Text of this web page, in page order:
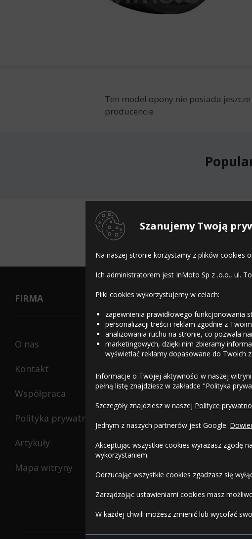
Szanujemy Twoją
Na naszej stronie korzystamy z plików cookies
Ich administratorem jest InMoto Sp z .o.o., ul.
Pliki cookies wykorzystujemy w celach:
zapewnienia prawidłowego funkcjonowania
personalizacji treści i reklam zgodnie z
analizowania ruchu na stronie, co pozwala
marketingowych, dzięki nim zbieramy
wyświetlać reklamy dopasowane do Twoich
Informacje o Twojej aktywności w naszej
pełną listę znajdziesz w zakładce "Polityka
Szczegóły znajdziesz w naszej Polityce
Jednym z naszych partnerów jest Google.
Akceptując wszystkie cookies wyrażasz zgodę
wykorzystaniem.
Odrzucając wszystkie cookies zgadzasz się
Zarządzając ustawieniami cookies masz
W każdej chwili możesz zmienić lub wycofać
Ten model opony nie posiada
producencie.
FIRMA
O nas
Kontakt
Współpraca
Polityka prywatności
Artykuły
Mapa witryny